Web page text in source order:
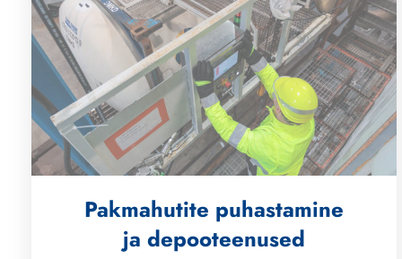
Pakmahutite puhastamine
ja depooteenused